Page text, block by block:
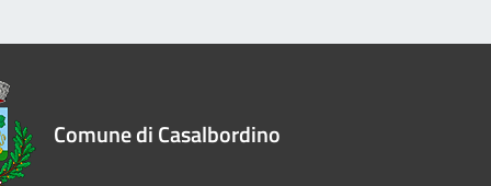
Comune di Casalbordino